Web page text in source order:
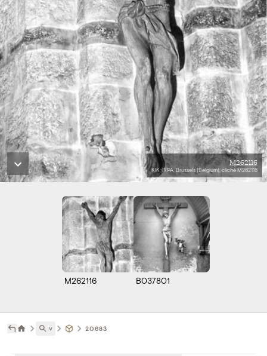
M262116
KIK-IRPA, Brussels (Belgium), cliché M262116
M262116 B037801
˅ 20683